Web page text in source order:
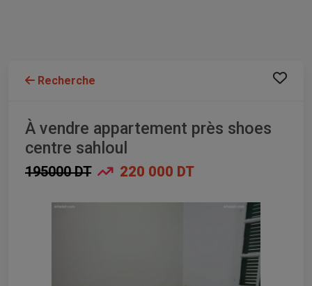
Recherche
À vendre appartement près shoes
centre sahloul
195000 DT 220 000 DT